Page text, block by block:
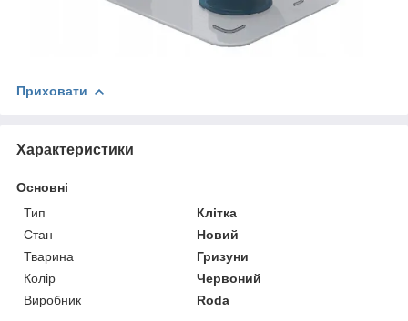
Приховати
Характеристики
Основні
Тип
Клітка
Стан
Новий
Тварина
Гризуни
Колір
Червоний
Виробник
Roda